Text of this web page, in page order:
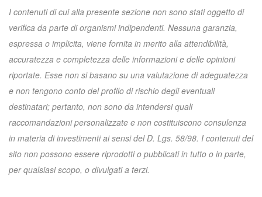
I contenuti di cui alla presente sezione non sono stati oggetto di
verifica da parte di organismi indipendenti. Nessuna garanzia,
espressa o implicita, viene fornita in merito alla attendibilità,
accuratezza e completezza delle informazioni e delle opinioni
riportate. Esse non si basano su una valutazione di adeguatezza
e non tengono conto del profilo di rischio degli eventuali
destinatari; pertanto, non sono da intendersi quali
raccomandazioni personalizzate e non costituiscono consulenza
in materia di investimenti ai sensi del D. Lgs. 58/98. I contenuti del
sito non possono essere riprodotti o pubblicati in tutto o in parte,
per qualsiasi scopo, o divulgati a terzi.